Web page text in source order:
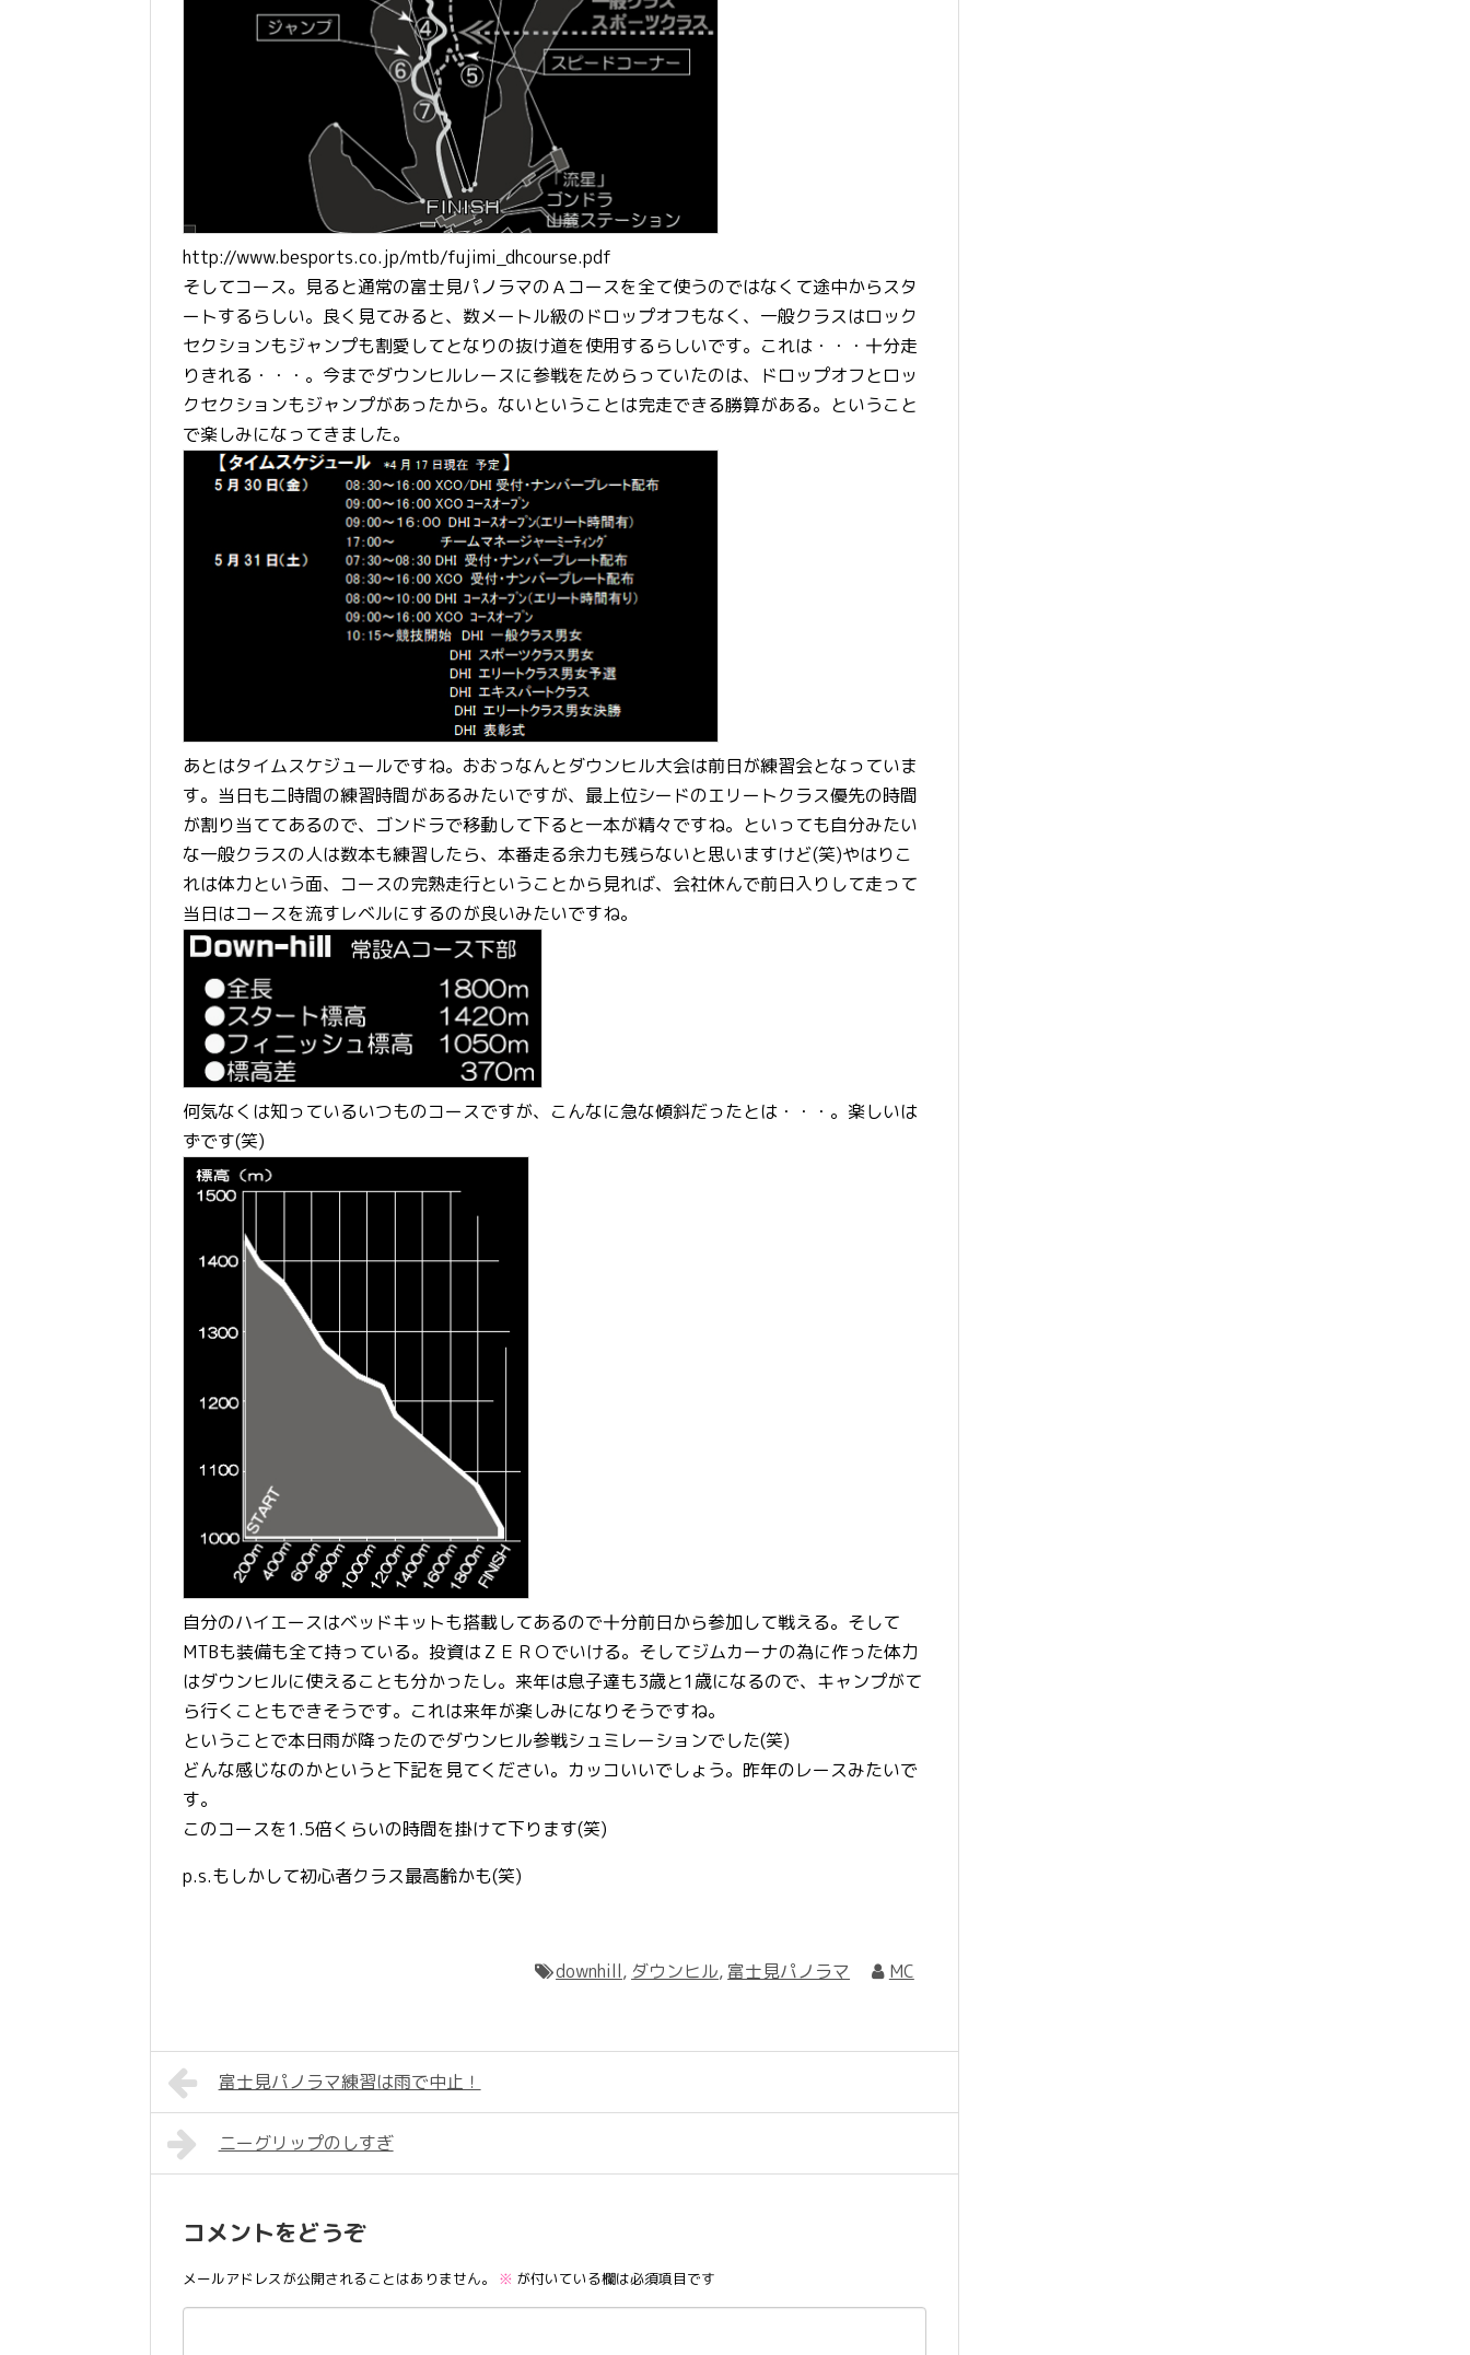
http://www.besports.co.jp/mtb/fujimi_dhcourse.pdf
そしてコース。見ると通常の富士見パノラマのＡコースを全て使うのではなくて途中からスタ
ートするらしい。良く見てみると、数メートル級のドロップオフもなく、一般クラスはロック
セクションもジャンプも割愛してとなりの抜け道を使用するらしいです。これは・・・十分走
りきれる・・・。今までダウンヒルレースに参戦をためらっていたのは、ドロップオフとロッ
クセクションもジャンプがあったから。ないということは完走できる勝算がある。ということ
で楽しみになってきました。
あとはタイムスケジュールですね。おおっなんとダウンヒル大会は前日が練習会となっていま
す。当日も二時間の練習時間があるみたいですが、最上位シードのエリートクラス優先の時間
が割り当ててあるので、ゴンドラで移動して下ると一本が精々ですね。といっても自分みたい
な一般クラスの人は数本も練習したら、本番走る余力も残らないと思いますけど(笑)やはりこ
れは体力という面、コースの完熟走行ということから見れば、会社休んで前日入りして走って
当日はコースを流すレベルにするのが良いみたいですね。
何気なくは知っているいつものコースですが、こんなに急な傾斜だったとは・・・。楽しいは
ずです(笑)
自分のハイエースはベッドキットも搭載してあるので十分前日から参加して戦える。そして
MTBも装備も全て持っている。投資はＺＥＲＯでいける。そしてジムカーナの為に作った体力
はダウンヒルに使えることも分かったし。来年は息子達も3歳と1歳になるので、キャンプがて
ら行くこともできそうです。これは来年が楽しみになりそうですね。
ということで本日雨が降ったのでダウンヒル参戦シュミレーションでした(笑)
どんな感じなのかというと下記を見てください。カッコいいでしょう。昨年のレースみたいで
す。
このコースを1.5倍くらいの時間を掛けて下ります(笑)
p.s.もしかして初心者クラス最高齢かも(笑)
downhill, ダウンヒル, 富士見パノラマ MC
富士見パノラマ練習は雨で中止！
ニーグリップのしすぎ
コメントをどうぞ
メールアドレスが公開されることはありません。 ※ が付いている欄は必須項目です